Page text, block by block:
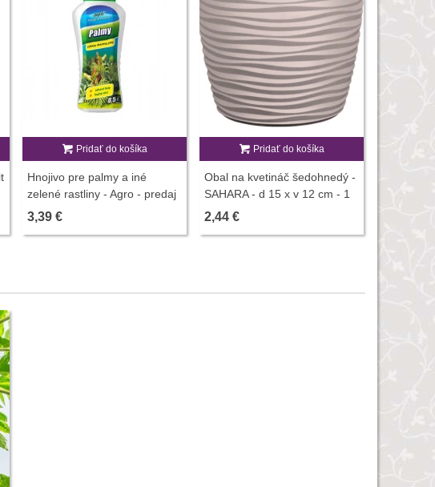
Pridať do košíka
Hnojivo pre palmy a iné
zelené rastliny - Agro - predaj
hnojív - 500 ml
3,39 €
Pridať do košíka
Obal na kvetináč šedohnedý -
SAHARA - d 15 x v 12 cm - 1
ks
2,44 €